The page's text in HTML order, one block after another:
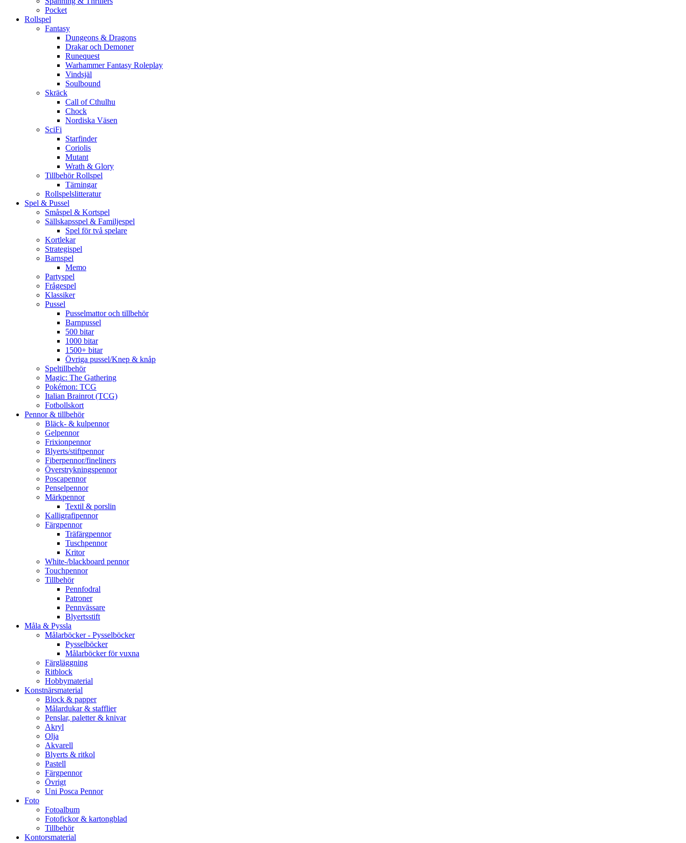
Pocket
Rollspel
Fantasy
Dungeons & Dragons
Drakar och Demoner
Runequest
Warhammer Fantasy Roleplay
Vindsjäl
Soulbound
Skräck
Call of Cthulhu
Chock
Nordiska Väsen
SciFi
Starfinder
Coriolis
Mutant
Wrath & Glory
Tillbehör Rollspel
Tärningar
Rollspelslitteratur
Spel & Pussel
Småspel & Kortspel
Sällskapsspel & Familjespel
Spel för två spelare
Kortlekar
Strategispel
Barnspel
Memo
Partyspel
Frågespel
Klassiker
Pussel
Pusselmattor och tillbehör
Barnpussel
500 bitar
1000 bitar
1500+ bitar
Övriga pussel/Knep & knåp
Speltillbehör
Magic: The Gathering
Pokémon: TCG
Italian Brainrot (TCG)
Fotbollskort
Pennor & tillbehör
Bläck- & kulpennor
Gelpennor
Frixionpennor
Blyerts/stiftpennor
Fiberpennor/fineliners
Överstrykningspennor
Poscapennor
Penselpennor
Märkpennor
Textil & porslin
Kalligrafipennor
Färgpennor
Träfärgpennor
Tuschpennor
Kritor
White-/blackboard pennor
Touchpennor
Tillbehör
Pennfodral
Patroner
Pennvässare
Blyertsstift
Måla & Pyssla
Målarböcker - Pysselböcker
Pysselböcker
Målarböcker för vuxna
Färgläggning
Ritblock
Hobbymaterial
Konstnärsmaterial
Block & papper
Målardukar & stafflier
Penslar, paletter & knivar
Akryl
Olja
Akvarell
Blyerts & ritkol
Pastell
Färgpennor
Övrigt
Uni Posca Pennor
Foto
Fotoalbum
Fotofickor & kartongblad
Tillbehör
Kontorsmaterial